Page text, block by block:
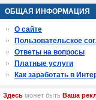
ОБЩАЯ ИНФОРМАЦИЯ
О сайте
Пользовательское
Ответы на вопросы
Платные услуги
Как заработать в
Здесь может быть Ваша